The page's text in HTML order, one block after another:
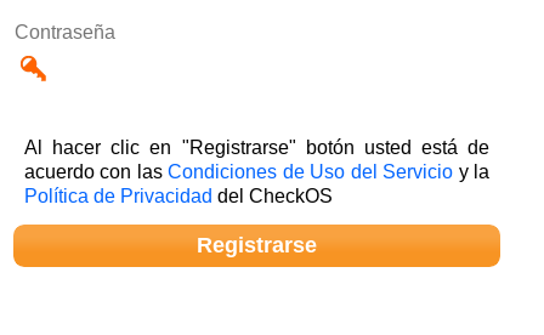
Contraseña
Al hacer clic en "Registrarse" botón usted está de
acuerdo con lasCondiciones de Uso del Servicio y la
Política de Privacidad del CheckOS